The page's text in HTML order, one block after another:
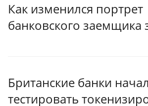
Как изменился портрет
банковского заемщика
Британские банки
тестировать